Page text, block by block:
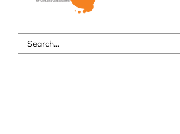
SOLUZIONI
STORIE DI SUCCESSO
Search
for: